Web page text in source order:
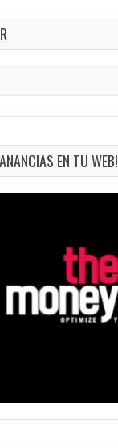
EN TU WEB!